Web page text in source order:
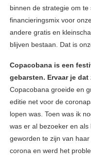
binnen de strategie om
financieringsmix voor
andere gratis en
blijven bestaan. Dat is
Copacobana is een
gebarsten. Ervaar je dat
Copacobana groeide en
editie net voor de
lopen was. Toen was ik
was er al bezoeker en
geworden te zijn van
corona en werd het